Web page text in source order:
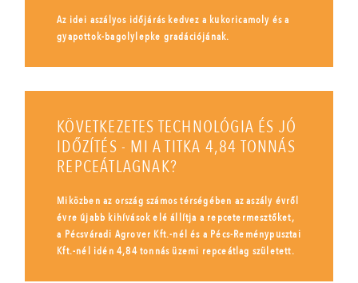
Az idei aszályos időjárás kedvez a kukoricamoly és a
gyapottok-bagolylepke gradációjának.
KÖVETKEZETES TECHNOLÓGIA ÉS JÓ
IDŐZÍTÉS - MI A TITKA 4,84 TONNÁS
REPCEÁTLAGNAK?
Miközben az ország számos térségében az aszály évről
évre újabb kihívások elé állítja a repcetermesztőket,
a Pécsváradi Agrover Kft.-nél és a Pécs-Reménypusztai
Kft.-nél idén 4,84 tonnás üzemi repceátlag született.